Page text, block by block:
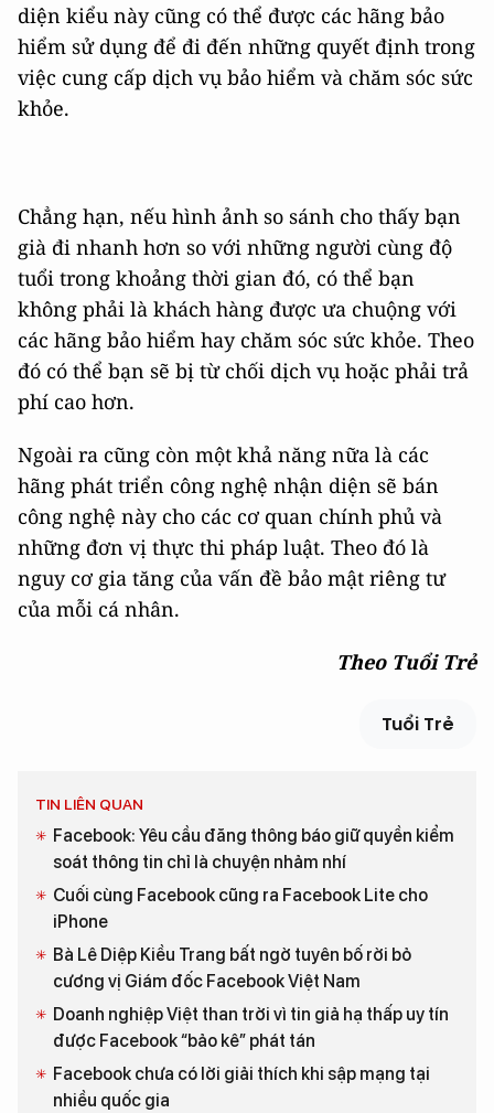
diện kiểu này cũng có thể được các hãng bảo
hiểm sử dụng để đi đến những quyết định trong
việc cung cấp dịch vụ bảo hiểm và chăm sóc sức
khỏe.
Chẳng hạn, nếu hình ảnh so sánh cho thấy bạn
già đi nhanh hơn so với những người cùng độ
tuổi trong khoảng thời gian đó, có thể bạn
không phải là khách hàng được ưa chuộng với
các hãng bảo hiểm hay chăm sóc sức khỏe. Theo
đó có thể bạn sẽ bị từ chối dịch vụ hoặc phải trả
phí cao hơn.
Ngoài ra cũng còn một khả năng nữa là các
hãng phát triển công nghệ nhận diện sẽ bán
công nghệ này cho các cơ quan chính phủ và
những đơn vị thực thi pháp luật. Theo đó là
nguy cơ gia tăng của vấn đề bảo mật riêng tư
của mỗi cá nhân.
Theo Tuổi Trẻ
Tuổi Trẻ
TIN LIÊN QUAN
Facebook: Yêu cầu đăng thông báo giữ quyền kiểm
soát thông tin chỉ là chuyện nhảm nhí
Cuối cùng Facebook cũng ra Facebook Lite cho
iPhone
Bà Lê Diệp Kiều Trang bất ngờ tuyên bố rời bỏ
cương vị Giám đốc Facebook Việt Nam
Doanh nghiệp Việt than trời vì tin giả hạ thấp uy tín
được Facebook “bảo kê” phát tán
Facebook chưa có lời giải thích khi sập mạng tại
nhiều quốc gia